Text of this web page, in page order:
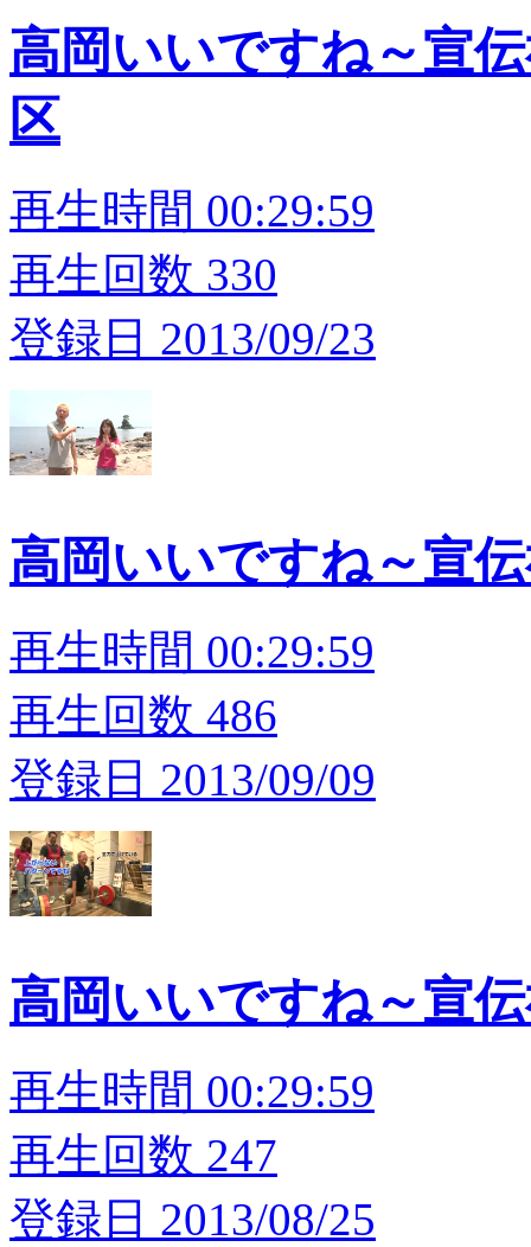
高岡いいですね～宣
区
再生時間 00:29:59
再生回数 330
登録日 2013/09/23
高岡いいですね～宣
再生時間 00:29:59
再生回数 486
登録日 2013/09/09
高岡いいですね～宣
再生時間 00:29:59
再生回数 247
登録日 2013/08/25